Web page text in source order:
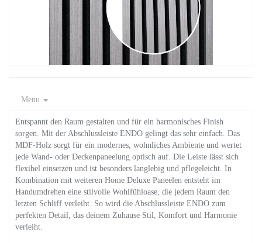
Menu
Entspannt den Raum gestalten und für ein harmonisches Finish
sorgen. Mit der Abschlussleiste ENDO gelingt das sehr einfach. Das
MDF-Holz sorgt für ein modernes, wohnliches Ambiente und wertet
jede Wand- oder Deckenpaneelung optisch auf. Die Leiste lässt sich
flexibel einsetzen und ist besonders langlebig und pflegeleicht. In
Kombination mit weiteren Home Deluxe Paneelen entsteht im
Handumdrehen eine stilvolle Wohlfühloase, die jedem Raum den
letzten Schliff verleiht. So wird die Abschlussleiste ENDO zum
perfekten Detail, das deinem Zuhause Stil, Komfort und Harmonie
verleiht.